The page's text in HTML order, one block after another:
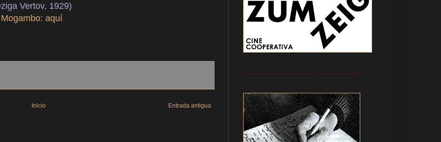
Vertov, 1929)
Mogambo: aquí
Entrada antigua
Inicio
------------------------------------------------------------